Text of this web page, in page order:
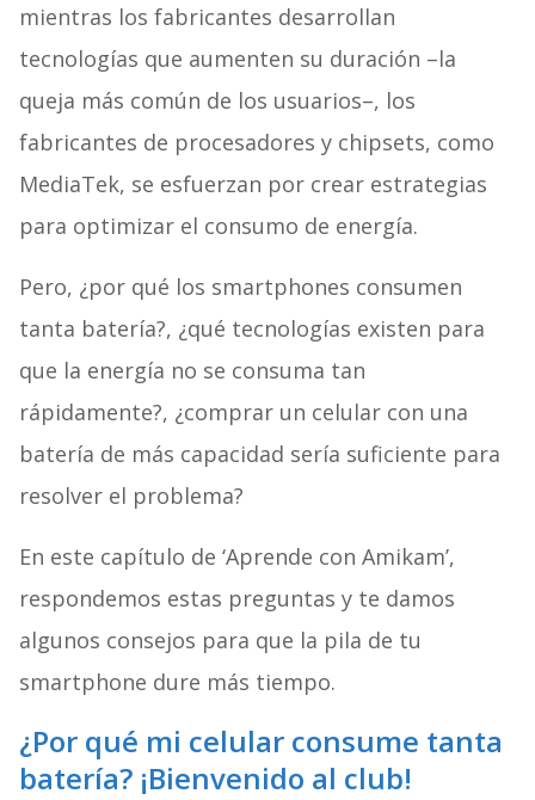
mientras los fabricantes desarrollan
tecnologías que aumenten su duración –la
queja más común de los usuarios–, los
fabricantes de procesadores y chipsets, como
MediaTek, se esfuerzan por crear estrategias
para optimizar el consumo de energía.
Pero, ¿por qué los smartphones consumen
tanta batería?, ¿qué tecnologías existen para
que la energía no se consuma tan
rápidamente?, ¿comprar un celular con una
batería de más capacidad sería suficiente para
resolver el problema?
En este capítulo de ‘Aprende con Amikam’,
respondemos estas preguntas y te damos
algunos consejos para que la pila de tu
smartphone dure más tiempo.
¿Por qué mi celular consume tanta
batería? ¡Bienvenido al club!